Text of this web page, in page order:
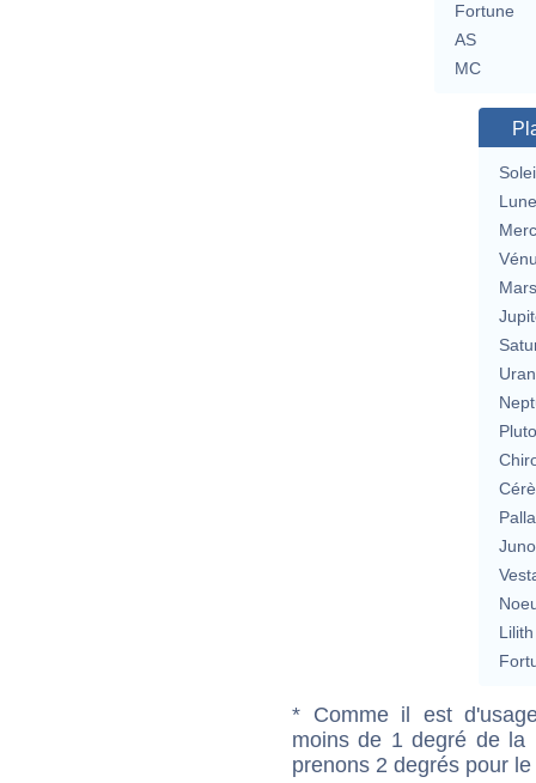
Fortune
AS
MC
Lune
Mars
Lilith
* Comme il est
moins de 1 degré de la
prenons 2 degrés pour